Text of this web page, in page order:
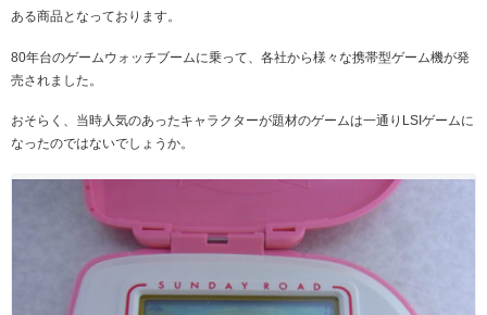
ある商品となっております。
80年台のゲームウォッチブームに乗って、各社から様々な携帯型ゲーム機が発
売されました。
おそらく、当時人気のあったキャラクターが題材のゲームは一通りLSIゲームに
なったのではないでしょうか。